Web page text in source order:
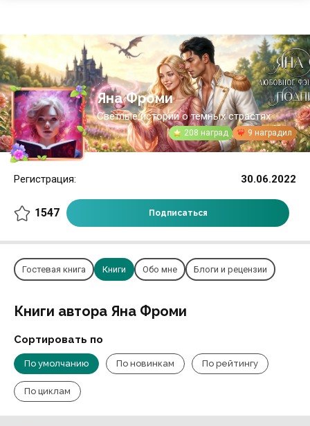
Яна Фроми
Светлые истории о темных страстях✨️
208 наград 9 наградил
30.06.2022
Регистрация:
1547 Подписаться
Гостевая книга Книги Обо мне Блоги и рецензии
Книги автора Яна Фроми
Сортировать по
По умолчанию По новинкам По рейтингу
По циклам